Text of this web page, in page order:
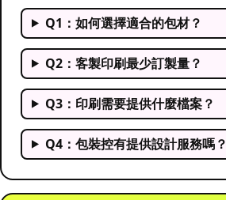
Q1：如何選擇適合的包材？
Q2：客製印刷最少訂製量？
Q3：印刷需要提供什麼檔案？
Q4：包裝控有提供設計服務嗎？